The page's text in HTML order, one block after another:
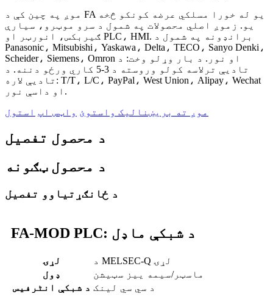
موږ په چین کې د FA یو له خورا مسلکي عرضه کونکو څخه
یو. زموږ اصلي محصولات په شمول د سرو موټرو، سیارې
ګیربکس، انورټر او PLC، HMI. برانډونه په شمول د
Panasonic، Mitsubishi، Yaskawa، Delta، TECO، Sanyo Denki،
Scheider، Siemens، Omron او نور. د بار وړلو وخت: د
تادیې ترلاسه کولو وروسته د 3-5 کاري ورځو دننه. د
تادیې لاره: T/T، L/C، PayPal، West Union، Alipay، Wechat
او داسې نور.
موږ ته بریښنالیک واستوئ واټس اپ استول
د محصول تفصیل
د محصول ټګونه
د ځانګړتیاوو تفصیل
FA-MOD PLC: د شبکې ماډل
لړۍ
د MELSEC-Q لړۍ
ډول
ماسټر/سیمه ییز سټیشن
د شبکې انٹرفیس د سي سي لینک